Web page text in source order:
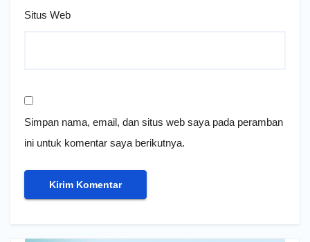
Situs Web
Simpan nama, email, dan situs web saya pada peramban
ini untuk komentar saya berikutnya.